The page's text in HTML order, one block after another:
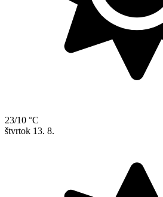
23/10 °C
štvrtok 13. 8.